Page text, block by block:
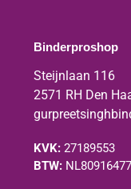
Binderproshop
Steijnlaan 116
2571 RH Den
KVK:27189553
BTW: